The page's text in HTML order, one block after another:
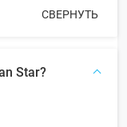
СВЕРНУТЬ
Star?